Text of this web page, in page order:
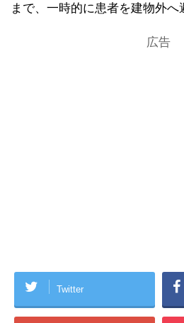
まで、一時的に患者を建物外へ
広告
Twitter